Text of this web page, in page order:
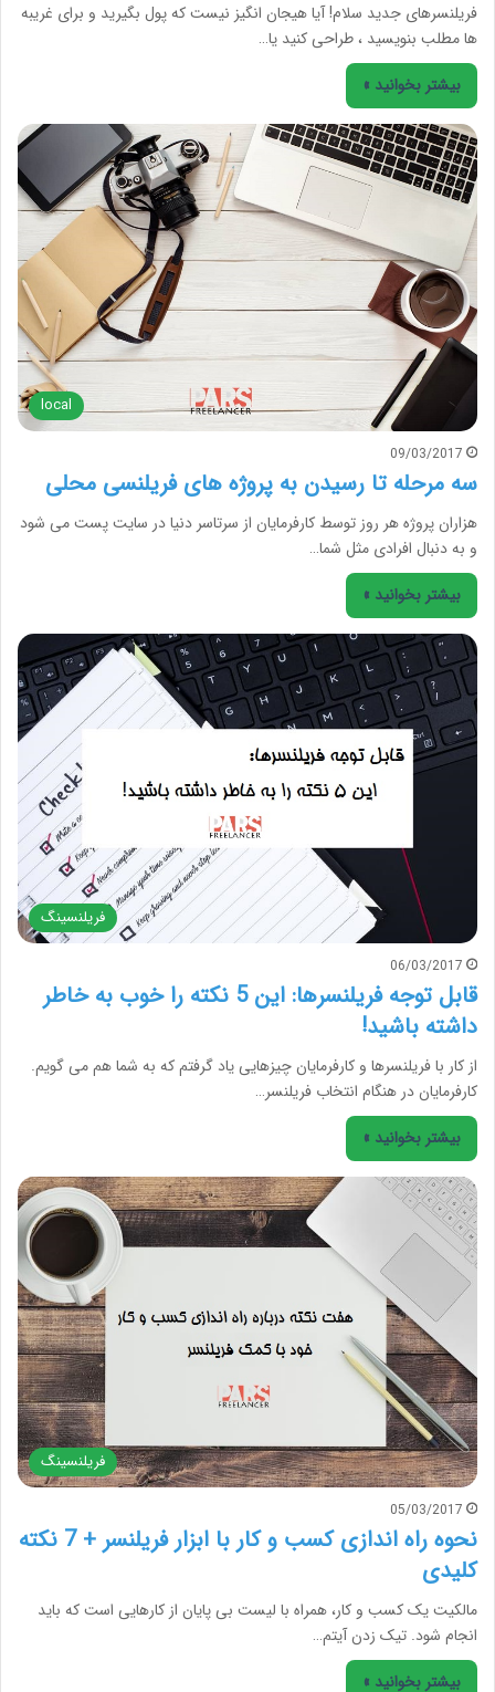
فریلنسرهای جدید سلام! آیا هیجان انگیز نیست که پول بگیرید و برای غریبه
ها مطلب بنویسید ، طراحی کنید یا…
بیشتر بخوانید »
local
09/03/2017
سه مرحله تا رسیدن به پروژه های فریلنسی محلی
هزاران پروژه هر روز توسط کارفرمایان از سرتاسر دنیا در سایت پست می شود
و به دنبال افرادی مثل شما…
بیشتر بخوانید »
فریلنسینگ
06/03/2017
قابل توجه فریلنسرها: این 5 نکته را خوب به خاطر
داشته باشید!
از کار با فریلنسرها و کارفرمایان چیزهایی یاد گرفتم که به شما هم می گویم.
کارفرمایان در هنگام انتخاب فریلنسر…
بیشتر بخوانید »
فریلنسینگ
05/03/2017
نحوه راه اندازی کسب و کار با ابزار فریلنسر + 7 نکته
کلیدی
مالکیت یک کسب و کار، همراه با لیست بی پایان از کارهایی است که باید
انجام شود. تیک زدن آیتم…
بیشتر بخوانید »